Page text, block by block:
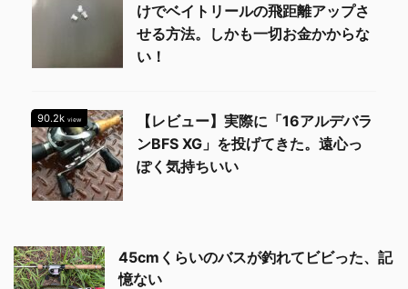
けでベイトリールの飛距離アップさ
せる方法。しかも一切お金かからな
い！
90.2k view
【レビュー】実際に「16アルデバラ
ンBFS XG」を投げてきた。遠心っ
ぽく気持ちいい
45cmくらいのバスが釣れてビビった、記
憶ない